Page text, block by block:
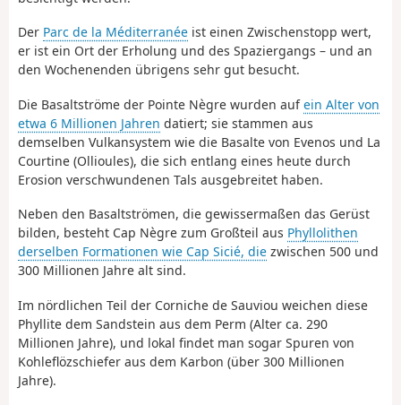
Der Parc de la Méditerranée ist einen Zwischenstopp wert,
er ist ein Ort der Erholung und des Spaziergangs – und an
den Wochenenden übrigens sehr gut besucht.
Die Basaltströme der Pointe Nègre wurden aufein Alter von
etwa 6 Millionen Jahren datiert; sie stammen aus
demselben Vulkansystem wie die Basalte von Evenos und La
Courtine (Ollioules), die sich entlang eines heute durch
Erosion verschwundenen Tals ausgebreitet haben.
Neben den Basaltströmen, die gewissermaßen das Gerüst
bilden, besteht Cap Nègre zum Großteil aus Phyllolithen
derselben Formationen wie Cap Sicié, die zwischen 500 und
300 Millionen Jahre alt sind.
Im nördlichen Teil der Corniche de Sauviou weichen diese
Phyllite dem Sandstein aus dem Perm (Alter ca. 290
Millionen Jahre), und lokal findet man sogar Spuren von
Kohleflözschiefer aus dem Karbon (über 300 Millionen
Jahre).